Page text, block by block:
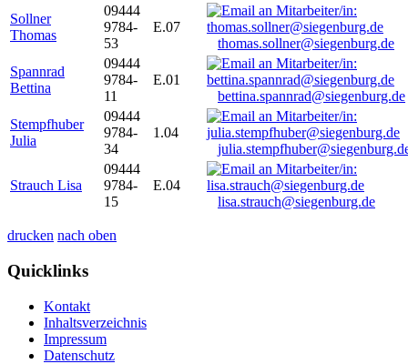
Sollner
Thomas
09444
9784-
53
E.07
thomas.sollner@siegenburg.de
Spannrad
Bettina
09444
9784-
11
E.01
bettina.spannrad@siegenburg.de
Stempfhuber
Julia
09444
9784-
34
1.04
Strauch Lisa
09444
9784-
15
E.04
lisa.strauch@siegenburg.de
drucken nach oben
Quicklinks
Kontakt
Inhaltsverzeichnis
Impressum
Datenschutz